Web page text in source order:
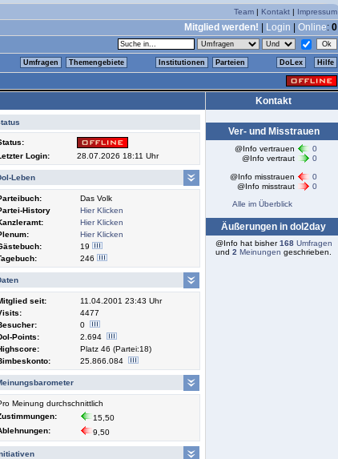
Team | Kontakt | Impressum
Mitglied werden! Login Online: 0
Umfragen Themengebiete Institutionen Parteien DoLex Hilfe
Login:
28.07.2026 18:11 Uhr
Leben
Das Volk
History
Hier Klicken
Hier Klicken
Hier Klicken
19
246
seit:
11.04.2001 23:43 Uhr
4477
0
Points:
2.694
Platz 46 (Partei:18)
25.866.084
Meinung durchschnittlich
15,50
9,50
Kontakt
Ver- und Misstrauen
@Info vertrauen
0
@Info vertraut
0
@Info misstrauen
0
@Info misstraut
0
Alle im Überblick
Äußerungen in dol2day
@Info hat bisher168 Umfragen
und 2 Meinungen geschrieben.